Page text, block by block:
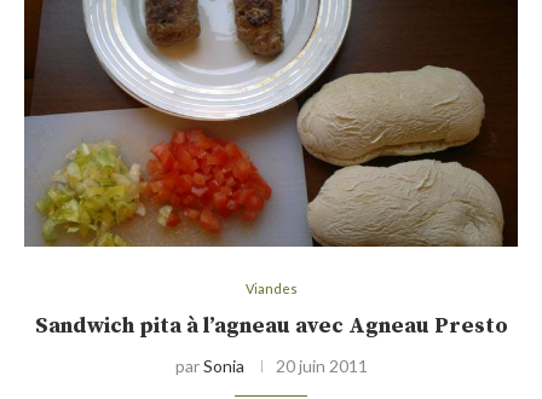
Viandes
Sandwich pita à l’agneau avec Agneau Presto
parSonia 20 juin 2011